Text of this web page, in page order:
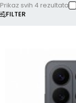
FILTER
Prikaz svih 4 rezultata